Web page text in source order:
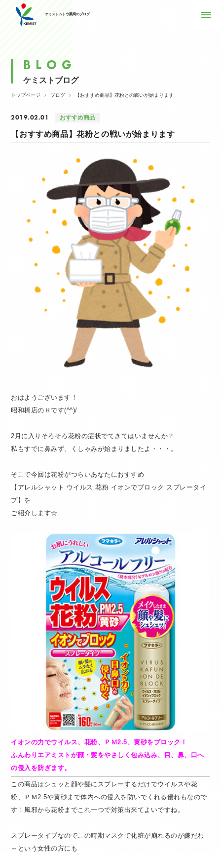
ケミストムトウ薬局のブログ
BLOG
ケミストブログ
トップページ ブログ 【おすすめ商品】花粉との戦いが始まります
2019.02.01 おすすめ商品
【おすすめ商品】花粉との戦いが始まります
おはようございます！
昭和橋店のＨです(^^)/
2月に入りそろそろ花粉の症状でてきてはいませんか？
私もすでに鼻みず、くしゃみが始まりましたよ・・・。
そこで今回は花粉がつらいあなたにおすすめ
【アレルシャット ウイルス 花粉 イオンでブロック スプレータイ
プ】を
ご紹介します☆
イオンの力でウイルス、花粉、ＰＭ2.5、黄砂をブロック！
ふんわりエアミストが顔・髪をやさしく包み込み、目、鼻、口へ
の侵入を防ぎます。
この商品はシュッと顔や髪にスプレーするだけでウイルスや花
粉、ＰＭ2.5や黄砂まで体内への侵入を防いでくれる優れもなので
す！風邪から花粉までこれ一つで対策出来てよいですね。
スプレータイプなのでこの時期マスクで化粧が崩れるのが嫌だわ
～という女性の方にも